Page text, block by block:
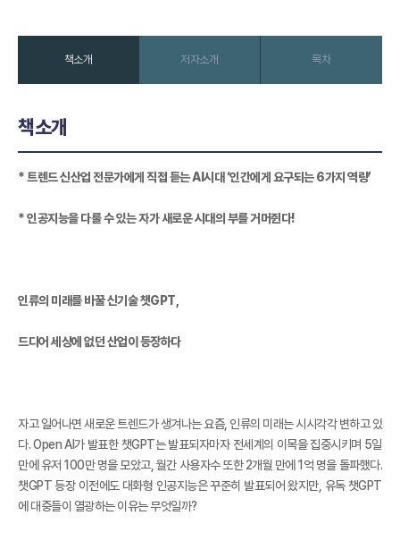
책소개 저자소개 목차
책소개
* 트렌드 신산업 전문가에게 직접 듣는 AI시대 ‘인간에게 요구되는 6가지 역량’
* 인공지능을 다룰 수 있는 자가 새로운 시대의 부를 거머쥔다!
인류의 미래를 바꿀 신기술 챗GPT,
드디어 세상에 없던 산업이 등장하다
자고 일어나면 새로운 트렌드가 생겨나는 요즘, 인류의 미래는 시시각각 변하고 있
다. Open AI가 발표한 챗GPT는 발표되자마자 전세계의 이목을 집중시키며 5일
만에 유저 100만 명을 모았고, 월간 사용자수 또한 2개월 만에 1억 명을 돌파했다.
챗GPT 등장 이전에도 대화형 인공지능은 꾸준히 발표되어 왔지만, 유독 챗GPT
에 대중들이 열광하는 이유는 무엇일까?